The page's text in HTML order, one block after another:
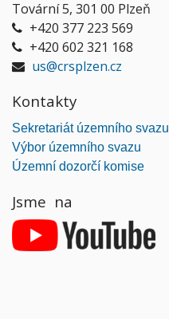
Tovární 5, 301 00 Plzeň
+420 377 223 569
+420 602 321 168
us@crsplzen.cz
Kontakty
Sekretariát územního svazu
Výbor územního svazu
Územní dozorčí komise
Jsme na